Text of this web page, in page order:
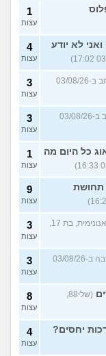
1
עצות
לא יודע
4
עצות
(דן, בן 42, כתב ב-03/08/26
3
עצות
(אנושי, בן 27, כתב ב-03/08/26
3
עצות
כל היום מה
1
עצות
תחושת
9
עצות
3
עצות
(שירה, בת 18, כתבה ב-03/08/26
3
עצות
8
עצות
יחסים? 4
עצות